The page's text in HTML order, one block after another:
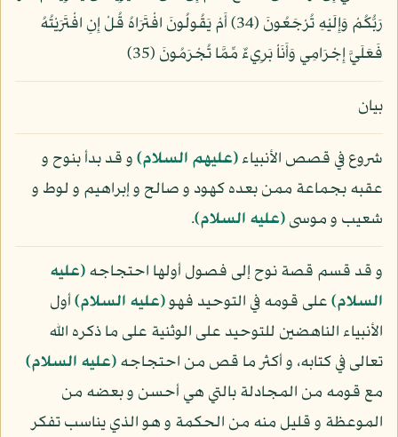
رَبُّكُمْ وَإِلَيْهِ تُرْجَعُونَ (34) أَمْ يَقُولُونَ افْتَرَاهُ قُلْ إِنِ افْتَرَيْتُهُ
فَعَلَيَّ إِجْرَامِي وَأَنَاْ بَرِيءٌ مِّمَّا تُجْرَمُونَ (35)
بيان
شروع في قصص الأنبياء(عليهم السلام)و قد بدأ بنوح و
عقبه بجماعة ممن بعده كهود و صالح و إبراهيم و لوط و
شعيب و موسى(عليه السلام).
و قد قسم قصة نوح إلى فصول أولها احتجاجه(عليه
السلام)على قومه في التوحيد فهو(عليه السلام)أول
الأنبياء الناهضين للتوحيد على الوثنية على ما ذكره الله
تعالى في كتابه، و أكثر ما قص من احتجاجه(عليه السلام)
مع قومه من المجادلة بالتي هي أحسن و بعضه من
الموعظة و قليل منه من الحكمة و هو الذي يناسب تفكر